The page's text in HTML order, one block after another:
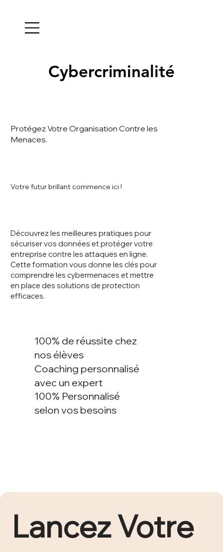
Cybercriminalité
Cybercriminalité
Protégez Votre Organisation Contre les
Menaces.
Découvrez les meilleures pratiques pour
sécuriser vos données et protéger votre
entreprise contre les attaques en ligne.
Cette formation vous donne les clés pour
comprendre les cybermenaces et mettre
en place des solutions de protection
efficaces.
Votre futur brillant commence ici !
100% de réussite chez
nos élèves
Coaching personnalisé
avec un expert
100% Personnalisé
selon vos besoins
Lancez Votre